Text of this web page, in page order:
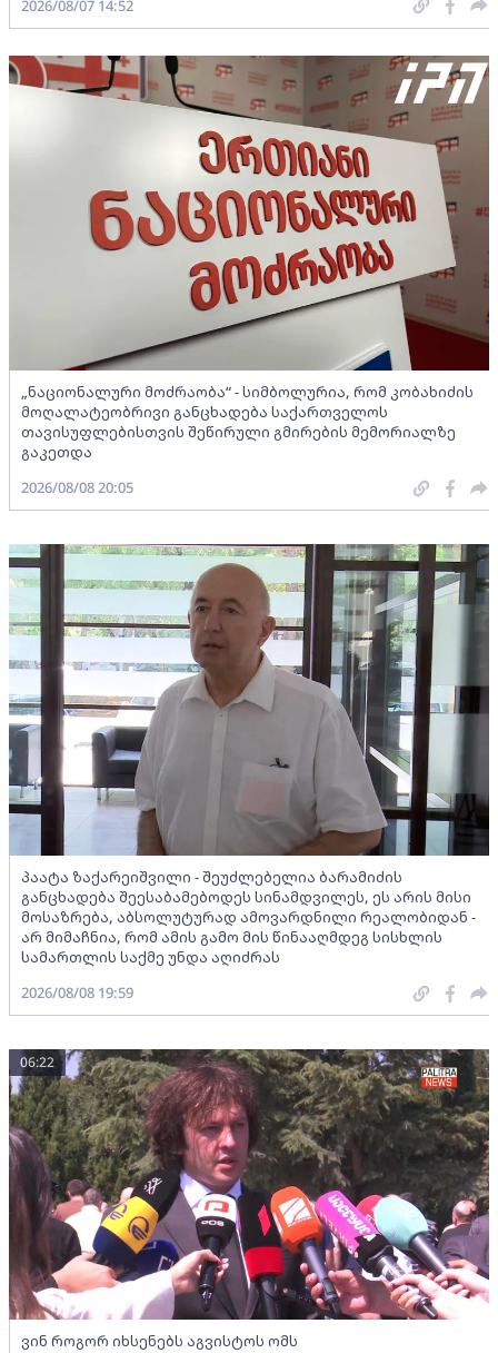
2026/08/07 14:52
„ნაციონალური მოძრაობა“ - სიმბოლურია, რომ კობახიძის
მოღალატეობრივი განცხადება საქართველოს
თავისუფლებისთვის შეწირული გმირების მემორიალზე
გაკეთდა
2026/08/08 20:05
პაატა ზაქარეიშვილი - შეუძლებელია ბარამიძის
განცხადება შეესაბამებოდეს სინამდვილეს, ეს არის მისი
მოსაზრება, აბსოლუტურად ამოვარდნილი რეალობიდან -
არ მიმაჩნია, რომ ამის გამო მის წინააღმდეგ სისხლის
სამართლის საქმე უნდა აღიძრას
2026/08/08 19:59
ვინ როგორ იხსენებს აგვისტოს ომს
06:22